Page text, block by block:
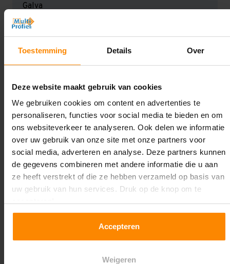
Toestemming Details Over
Deze website maakt gebruik van cookies
We gebruiken cookies om content en advertenties te
personaliseren, functies voor social media te bieden en om
ons websiteverkeer te analyseren. Ook delen we informatie
over uw gebruik van onze site met onze partners voor
social media, adverteren en analyse. Deze partners kunnen
de gegevens combineren met andere informatie die u aan
ze heeft verstrekt of die ze hebben verzameld op basis van
uw gebruik van hun services. Druk op de knop om te
Accepteren
Weigeren
Galva
Draagkracht per liggerniveau:
Maximale jukbelasting:
Oplossing op maat nodig?
Wij kunnen je helpen!
draagkrachten? Speciale uitvoeringen? Onze
experts werken het graag uit! Maatwerk is onze
specialiteit!